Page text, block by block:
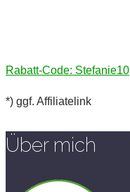
Rabatt-Code: Stefanie10
*) ggf. Affiliatelink
Über mich